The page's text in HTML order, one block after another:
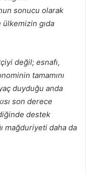
sonucu olarak
gıda
değil; esnafı,
tamamını
duyduğu anda
son derece
destek
mağduriyeti daha da